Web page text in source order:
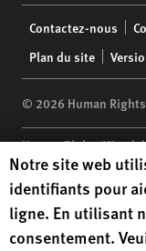
menu
Contactez-nous
Plan du site
© 2026 Human
Human Rights Watch|
10118-3299USA |t
Human Rights Watch
under EIN: 13-
Human Rights
Notre site web
identifiants pour
ligne. En utilisant
consentement.